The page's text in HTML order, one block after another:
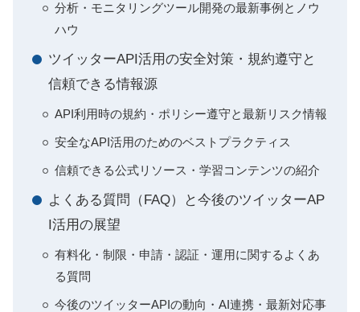
分析・モニタリングツール開発の最新事例とノウ
ハウ
ツイッターAPI活用の安全対策・規約遵守と
信頼できる情報源
API利用時の規約・ポリシー遵守と最新リスク情報
安全なAPI活用のためのベストプラクティス
信頼できる公式リソース・学習コンテンツの紹介
よくある質問（FAQ）と今後のツイッターAP
I活用の展望
有料化・制限・申請・認証・運用に関するよくあ
る質問
今後のツイッターAPIの動向・AI連携・最新対応事